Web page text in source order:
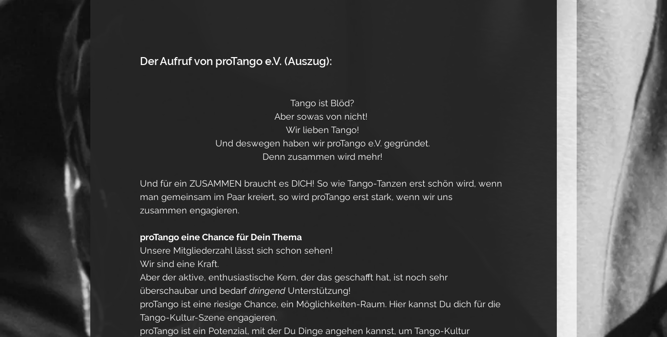
Der Aufruf von proTango e.V. (Auszug):
Tango ist Blöd?
Aber sowas von nicht!
Wir lieben Tango!
Und deswegen haben wir proTango e.V. gegründet.
Denn zusammen wird mehr!
Und für ein ZUSAMMEN braucht es DICH! So wie Tango-Tanzen erst schön wird, wenn
man gemeinsam im Paar kreiert, so wird proTango erst stark, wenn wir uns
zusammen engagieren.
proTango eine Chance für Dein Thema
Unsere Mitgliederzahl lässt sich schon sehen!
Wir sind eine Kraft.
Aber der aktive, enthusiastische Kern, der das geschafft hat, ist noch sehr
überschaubar und bedarf dringend Unterstützung!
proTango ist eine riesige Chance, ein Möglichkeiten-Raum. Hier kannst Du dich für die
Tango-Kultur-Szene engagieren.
proTango ist ein Potenzial, mit der Du Dinge angehen kannst, um Tango-Kultur